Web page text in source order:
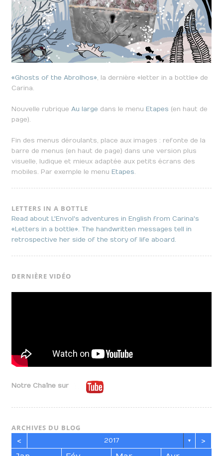
«Ghosts of the Abrolhos», la dernière «letter in a bottle» de
Carina.
Nouvelle rubriqueAu large dans le menuEtapes (en haut de
page).
Fin des menus déroulants, place aux images : refonte de la
barre de menus (en haut de page) dans une version plus
visuelle, ludique et mieux adaptée aux petits écrans des
mobiles. Par exemple le menuEtapes.
LETTERS IN A BOTTLE
Read about L'Envol's adventures in English from Carina's
«Letters in a bottle». The handwritten messages tell in
retrospective her side of the story of life aboard.
DERNIÈRE VIDÉO
Notre Chaîne sur
ARCHIVES DU BLOG
<
2017 ▼ >